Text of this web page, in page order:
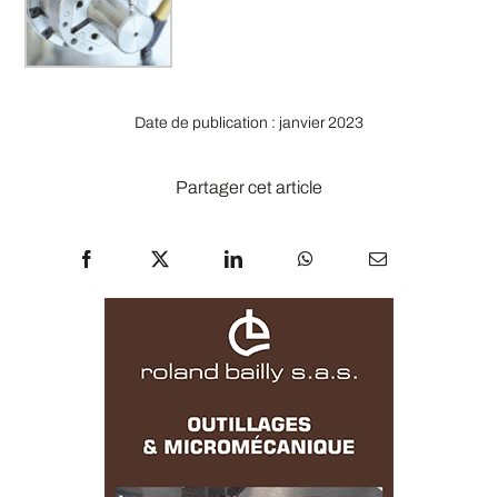
Date de publication : janvier 2023
Partager cet article